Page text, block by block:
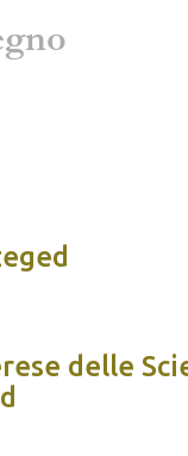
delle